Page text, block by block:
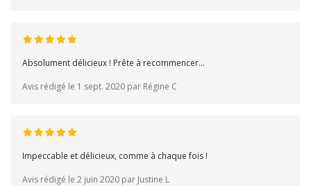
Absolument délicieux ! Prête à recommencer...
Avis rédigé le 1 sept. 2020 par Régine C
Impeccable et délicieux, comme à chaque fois !
Avis rédigé le 2 juin 2020 par Justine L